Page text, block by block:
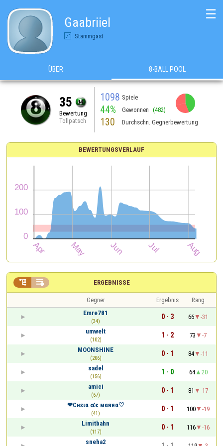
Gaabriiel
Stammgast
☰
ÜBER 8-BALL POOL
35
Bewertung
Tollpatsch
1098 Spiele
44% Gewonnen (482)
130 Durchschn. Gegnerbewertung
BEWERTUNGSVERLAUF
ERGEBNISSE
 
Gegner Ergebnis
Rang
Emre781
(34)
0 - 3 66
-31
umwelt
(102)
1 - 2 73
-7
MOONSHINE
(206)
0 - 1 84
-11
sadel
(156)
1 - 0 64
20
amici
(67)
0 - 1 81
-17
❤Cнɛια ๔є мαяяα♡
(41)
0 - 1 100
-19
Limitbahn
(117)
0 - 1 116
-16
sneha2